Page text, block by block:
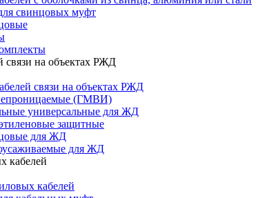
свинцовых муфт
связи на объектах РЖД
связи на объектах РЖД
(ГМВИ)
универсальные для ЖД
защитные
для ЖД
для ЖД
кабелей
кабелей